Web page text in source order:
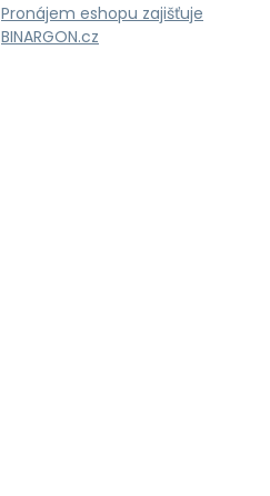
Pronájem eshopu zajišťuje
BINARGON.cz